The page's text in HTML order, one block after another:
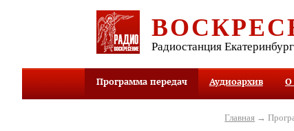
Радиостанция
Программа передач Аудиоархив О
Главная →